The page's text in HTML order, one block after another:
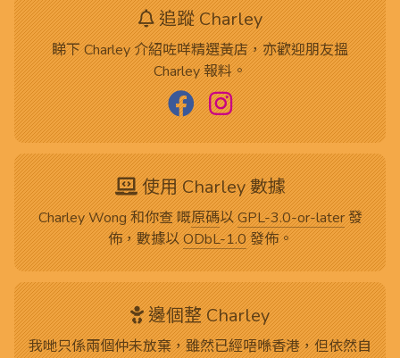
追蹤 Charley
睇下 Charley 介紹咗咩精選黃店，亦歡迎朋友搵
Charley 報料。
使用 Charley 數據
Charley Wong 和你查 嘅原碼以GPL-3.0-or-later發
佈，數據以ODbL-1.0發佈。
邊個整 Charley
我哋只係兩個仲未放棄，雖然已經唔喺香港，但依然自